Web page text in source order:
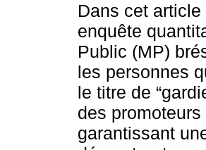
Dans cet
enquête
Public (MP)
les personnes
le titre de
des
garantissant